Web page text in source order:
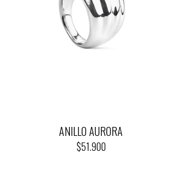
ANILLO AURORA
$51.900